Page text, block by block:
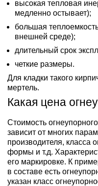
высокая тепловая
медленно остывает);
большая
внешней среде);
длительный срок
четкие размеры.
Для кладки такого
мертель.
Какая цена
Стоимость
зависит от многих
производителя, класса
формы и т.д.
его маркировке. К
в составе есть
указан класс